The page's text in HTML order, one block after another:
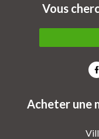
Acheter une
Vous